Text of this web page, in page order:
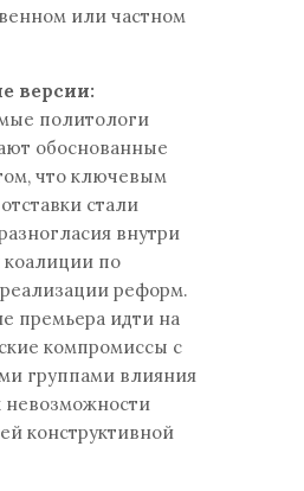
или частном
версии:
политологи
обоснованные
что ключевым
стали
внутри
по
реформ.
премьера идти на
компромиссы с
группами влияния
невозможности
конструктивной